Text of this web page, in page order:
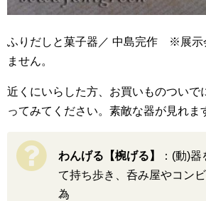
ふりだしと菓子器／ 中島完作 ※展示
ません。
近くにいらした方、お買いものついで
ってみてください。素敵な器が見れま
わんげる【椀げる】
：(動)
て持ち歩き、呑み屋やコン
為